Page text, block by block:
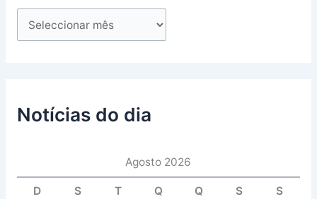
Notícias do dia
Agosto 2026
D S T Q Q S S